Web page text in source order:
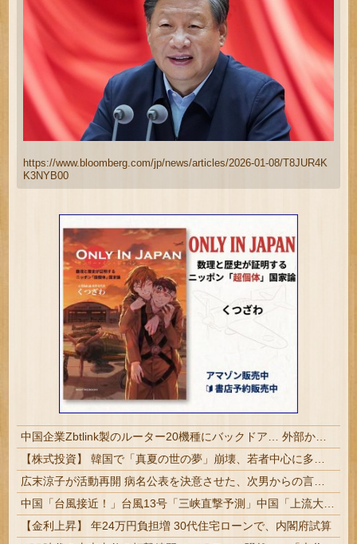
https://www.bloomberg.com/jp/news/articles/2026-01-08/T8JUR4K
K3NYB00
【金利上昇】 年24万円負担増 30代住宅ローンで、内閣府試算